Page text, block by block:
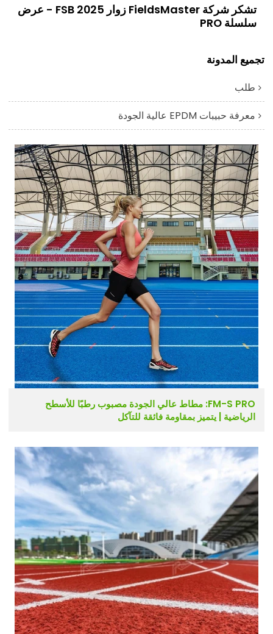
تشكر شركة FieldsMaster زوار FSB 2025 - عرض
سلسلة PRO
تجميع المدونة
طلب
معرفة حبيبات EPDM عالية الجودة
FM-S PRO: مطاط عالي الجودة مصبوب رطبًا للأسطح
الرياضية | يتميز بمقاومة فائقة للتآكل